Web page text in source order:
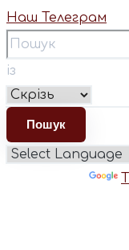
Наш Телеграм
із